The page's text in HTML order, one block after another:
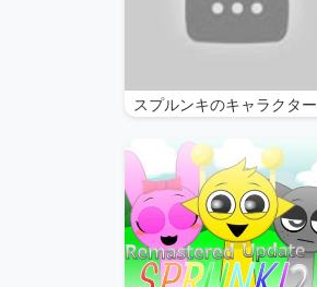
スプルンキのキャラクター